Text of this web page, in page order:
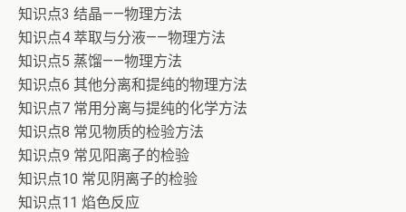
知识点3 结晶——物理方法
知识点4 萃取与分液——物理方法
知识点5 蒸馏——物理方法
知识点6 其他分离和提纯的物理方法
知识点7 常用分离与提纯的化学方法
知识点8 常见物质的检验方法
知识点9 常见阳离子的检验
知识点10 常见阴离子的检验
知识点11 焰色反应